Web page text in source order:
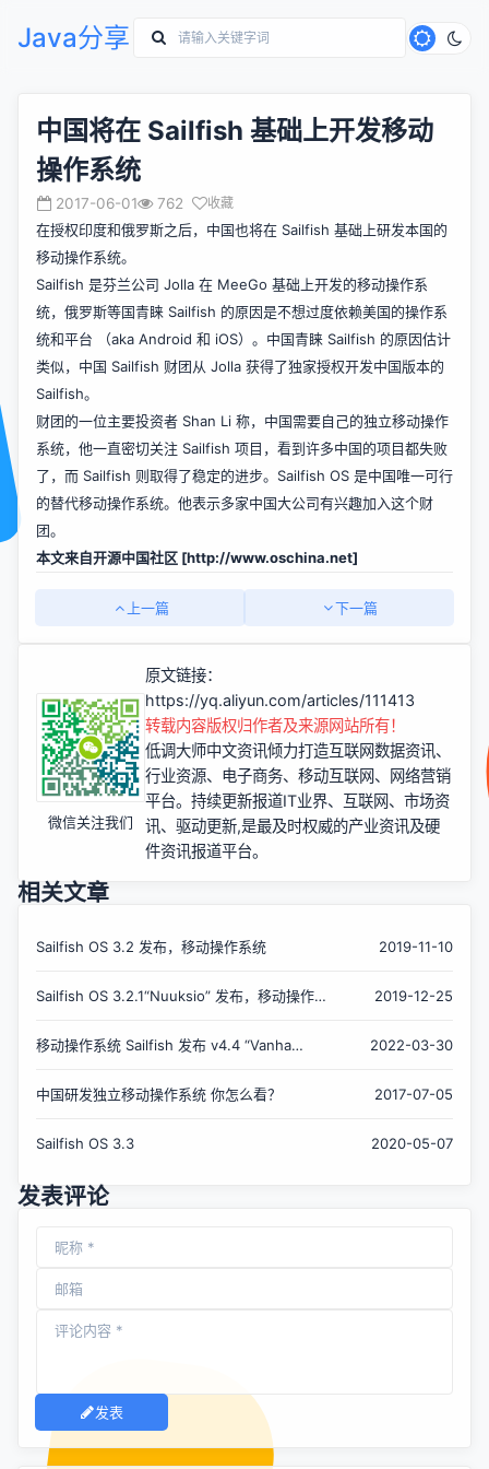
Java分享
中国将在 Sailfish 基础上开发移动
操作系统
2017-06-01 762 收藏
在授权印度和俄罗斯之后，中国也将在 Sailfish 基础上研发本国的
移动操作系统。
Sailfish 是芬兰公司 Jolla 在 MeeGo 基础上开发的移动操作系
统，俄罗斯等国青睐 Sailfish 的原因是不想过度依赖美国的操作系
统和平台 （aka Android 和 iOS）。中国青睐 Sailfish 的原因估计
类似，中国 Sailfish 财团从 Jolla 获得了独家授权开发中国版本的
Sailfish。
财团的一位主要投资者 Shan Li 称，中国需要自己的独立移动操作
系统，他一直密切关注 Sailfish 项目，看到许多中国的项目都失败
了，而 Sailfish 则取得了稳定的进步。Sailfish OS 是中国唯一可行
的替代移动操作系统。他表示多家中国大公司有兴趣加入这个财
团。
本文来自开源中国社区 [http://www.oschina.net]
上一篇 下一篇
微信关注我们
原文链接：
https://yq.aliyun.com/articles/111413
转载内容版权归作者及来源网站所有！
低调大师中文资讯倾力打造互联网数据资讯、
行业资源、电子商务、移动互联网、网络营销
平台。持续更新报道IT业界、互联网、市场资
讯、驱动更新,是最及时权威的产业资讯及硬
件资讯报道平台。
相关文章
Sailfish OS 3.2 发布，移动操作系统 2019-11-10
Sailfish OS 3.2.1“Nuuksio” 发布，移动操作
2019-12-25
移动操作系统 Sailfish 发布 v4.4 “Vanha
2022-03-30
中国研发独立移动操作系统 你怎么看？ 2017-07-05
Sailfish OS 3.3 2020-05-07
发表评论
发表